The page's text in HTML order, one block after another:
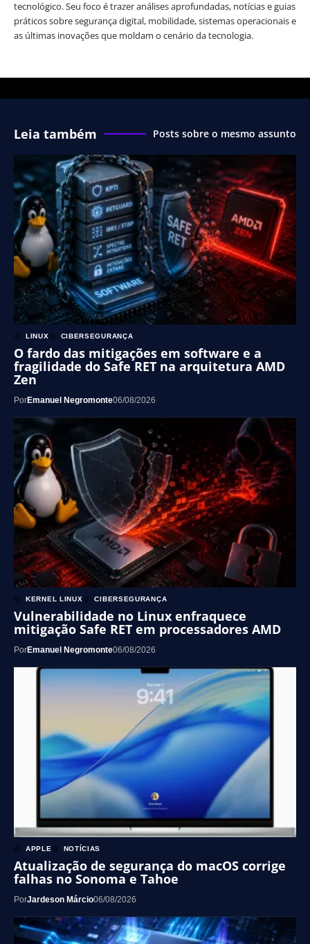
tecnológico. Seu foco é trazer análises aprofundadas, notícias e guias
práticos sobre segurança digital, mobilidade, sistemas operacionais e
as últimas inovações que moldam o cenário da tecnologia.
Leia também Posts sobre o mesmo assunto
LINUX CIBERSEGURANÇA
O fardo das mitigações em software e a
fragilidade do Safe RET na arquitetura AMD
Zen
PorEmanuel Negromonte06/08/2026
KERNEL LINUX CIBERSEGURANÇA
Vulnerabilidade no Linux enfraquece
mitigação Safe RET em processadores AMD
PorEmanuel Negromonte06/08/2026
APPLE NOTÍCIAS
Atualização de segurança do macOS corrige
falhas no Sonoma e Tahoe
PorJardeson Márcio06/08/2026